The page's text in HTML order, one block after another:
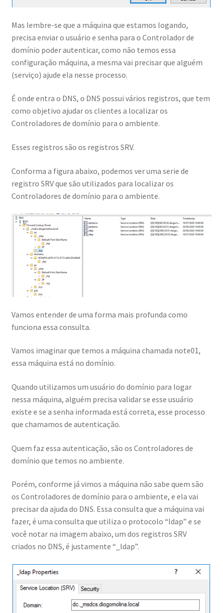
Server
Aula Experimental Resolvendo Problemas Com Windows
Server: Conexão de Redes
Aula Experimental Resolvendo Problemas Com Windows
Aula Experimental Resolvendo Problemas Com Windows
Server: Processador
Aula Experimental Segurança Azure
Aula Experimental Windows Server 2022 – File Server
Resource Manager – Quota
Aula Experimental Workshop Segurança no Windows
Server 2022
Aula Gerenciamento Ambientes com Active Directory
Aula Gratuita Herança de Pastas e Acesso Baseado em
Enumeração
Aula Gratuita Integração Zonas DNS Com Active Directory
Aula Gratuita Novidades Windows Server 2022
Aula Novidades Windows Server 2022
Aula Politica de Bloqueio de Conta no Active Directory
Cart
Clube Dos Profissionais De TI Antenados
Comunidade dos Experts
Desafio Construindo Ambiente Com Windows Server 2022
Desafio Construindo Ambiente Com Windows Server 2022 –
Mas lembre-se que a máquina que estamos logando,
precisa enviar o usuário e senha para o Controlador de
domínio poder autenticar, como não temos essa
configuração máquina, a mesma vai precisar que alguém
(serviço) ajude ela nesse processo.
É onde entra o DNS, o DNS possui vários registros, que tem
como objetivo ajudar os clientes a localizar os
Controladores de domínio para o ambiente.
Esses registros são os registros SRV.
Conforma a figura abaixo, podemos ver uma serie de
registro SRV que são utilizados para localizar os
Controladores de domínio para o ambiente.
Vamos entender de uma forma mais profunda como
funciona essa consulta.
Vamos imaginar que temos a máquina chamada note01,
essa máquina está no domínio.
Quando utilizamos um usuário do domínio para logar
nessa máquina, alguém precisa validar se esse usuário
existe e se a senha informada está correta, esse processo
que chamamos de autenticação.
Quem faz essa autenticação, são os Controladores de
domínio que temos no ambiente.
Porém, conforme já vimos a máquina não sabe quem são
os Controladores de domínio para o ambiente, e ela vai
precisar da ajuda do DNS. Essa consulta que a máquina vai
fazer, é uma consulta que utiliza o protocolo “ldap” e se
você notar na imagem abaixo, um dos registros SRV
criados no DNS, é justamente “_ldap”.